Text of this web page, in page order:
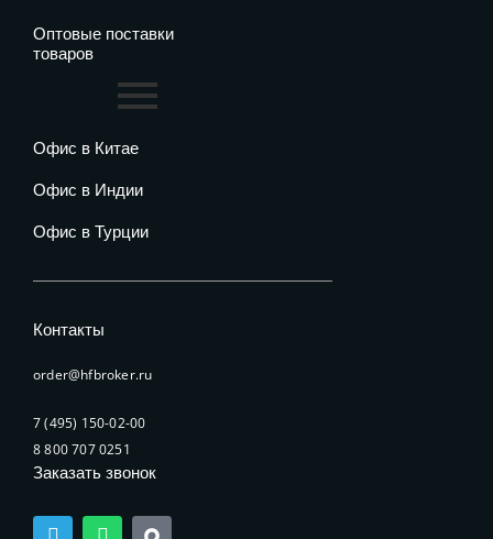
Оптовые поставки
товаров
Офис в Китае
Офис в Индии
Офис в Турции
Контакты
order@hfbroker.ru
7 (495) 150-02-00
8 800 707 0251
Заказать звонок
T
W